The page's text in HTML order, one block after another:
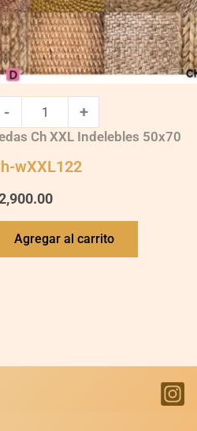
- +
Ch XXL Indelebles 50x70
wXXL122
Agregar al carrito